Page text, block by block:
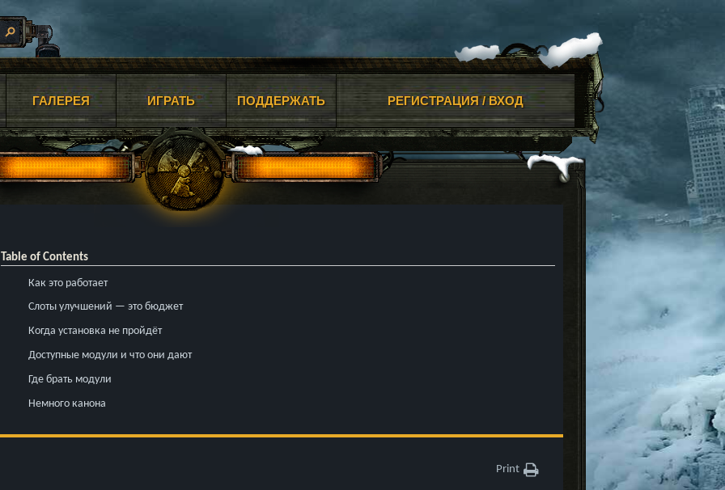
ГАЛЕРЕЯ ИГРАТЬ ПОДДЕРЖАТЬ РЕГИСТРАЦИЯ / ВХОД
Table of Contents
Как это работает
Слоты улучшений — это бюджет
Когда установка не пройдёт
Доступные модули и что они дают
Где брать модули
Немного канона
Print